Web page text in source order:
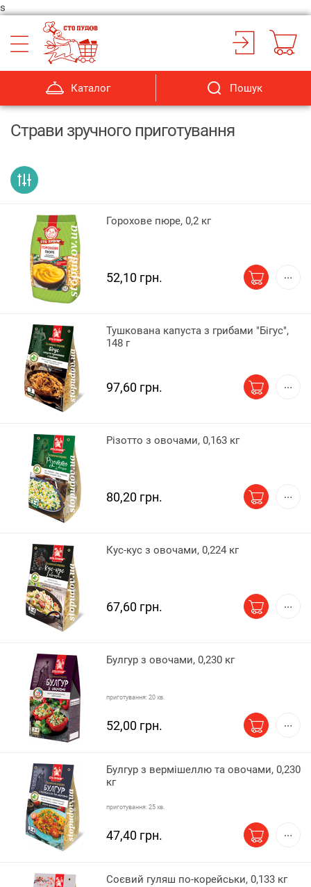
s
Каталог Пошук
Страви зручного приготування
Горохове пюре, 0,2 кг
52,10 грн.
Тушкована капуста з грибами "Бігус",
148 г
97,60 грн.
Різотто з овочами, 0,163 кг
80,20 грн.
Кус-кус з овочами, 0,224 кг
67,60 грн.
Булгур з овочами, 0,230 кг
приготування: 20 хв.
52,00 грн.
Булгур з вермішеллю та овочами, 0,230
кг
приготування: 25 хв.
47,40 грн.
Соєвий гуляш по-корейськи, 0,133 кг